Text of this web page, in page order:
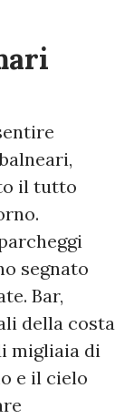
il tutto
segnato
Bar,
della costa
migliaia di
e il cielo